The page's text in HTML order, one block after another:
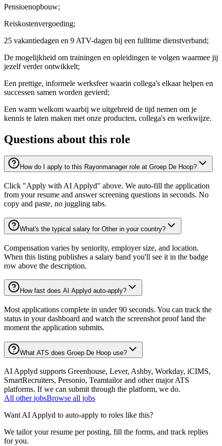
Pensioenopbouw;
Reiskostenvergoeding;
25 vakantiedagen en 9 ATV-dagen bij een fulltime dienstverband;
De mogelijkheid om trainingen en opleidingen te volgen waarmee jij
jezelf verder ontwikkelt;
Een prettige, informele werksfeer waarin collega's elkaar helpen en
successen samen worden gevierd;
Een warm welkom waarbij we uitgebreid de tijd nemen om je
kennis te laten maken met onze producten, collega's en werkwijze.
Questions about this role
How do I apply to this Rayonmanager role at Groep De Hoop?
Click "Apply with AI Applyd" above. We auto-fill the application
from your resume and answer screening questions in seconds. No
copy and paste, no juggling tabs.
What's the typical salary for Other in your country?
Compensation varies by seniority, employer size, and location.
When this listing publishes a salary band you'll see it in the badge
row above the description.
How fast does AI Applyd auto-apply?
Most applications complete in under 90 seconds. You can track the
status in your dashboard and watch the screenshot proof land the
moment the application submits.
What ATS does Groep De Hoop use?
AI Applyd supports Greenhouse, Lever, Ashby, Workday, iCIMS,
SmartRecruiters, Personio, Teamtailor and other major ATS
platforms. If we can submit through the platform, we do.
All other jobsBrowse all jobs
Want AI Applyd to auto-apply to roles like this?
We tailor your resume per posting, fill the forms, and track replies
for you.